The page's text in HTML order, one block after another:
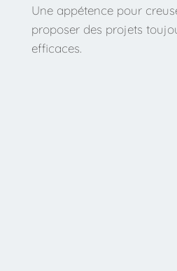
Une appétence pour
proposer des projets
efficaces.